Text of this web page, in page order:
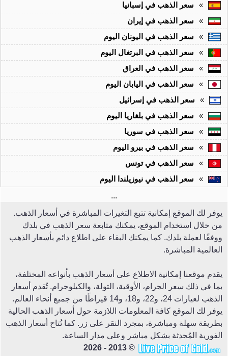
»
سعر الذهب في إسبانيا
»
سعر الذهب في إيران
»
سعر الذهب في اليونان اليوم
»
سعر الذهب في البرتغال اليوم
»
سعر الذهب في العراق
»
سعر الذهب في اليابان اليوم
»
سعر الذهب في إسرائيل
»
سعر الذهب في بلغاريا اليوم
»
سعر الذهب في سوريا
»
سعر الذهب في بيرو اليوم
»
سعر الذهب في تونس
»
سعر الذهب في نيوزيلندا اليوم
...
يوفر لك الموقع إمكانية تتبع التغيرات المباشرة في أسعار الذهب.
من خلال استخدام الموقع، يمكنك متابعة سعر الذهب في بلدك
ووفقًا لعملة بلدك. كما يمكنك البقاء على اطلاع دائم بأسعار الذهب
العالمية المباشرة.
يقدم موقعنا إمكانية الاطلاع على أسعار الذهب بأنواعه المختلفة،
بما في ذلك سعر الجرام، الأوقية، التولة، والكيلوجرام. تُقدم أسعار
الذهب لعيارات 24، و22، و18، و14 قيراطًا من جميع أنحاء العالم.
يوفر لك الموقع كافة المعلومات اللازمة حول أسعار الذهب الحالية
بطريقة سهلة ومباشرة، بمجرد النقر على زر. كما تُتاح أسعار الذهب
الفورية المُحدثة بشكل مباشر وعلى مدار الساعة.
© 2013 - 2026